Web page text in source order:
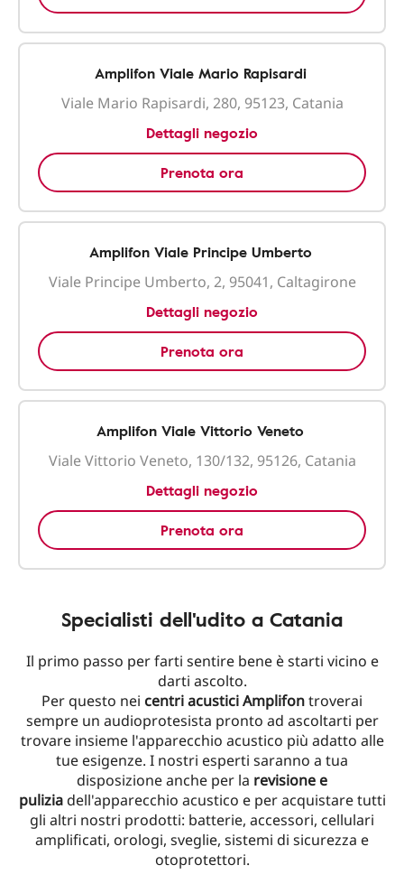
Amplifon Viale Mario Rapisardi
Viale Mario Rapisardi, 280, 95123, Catania
Dettagli negozio
Prenota ora
Amplifon Viale Principe Umberto
Viale Principe Umberto, 2, 95041, Caltagirone
Dettagli negozio
Prenota ora
Amplifon Viale Vittorio Veneto
Viale Vittorio Veneto, 130/132, 95126, Catania
Dettagli negozio
Prenota ora
Specialisti dell'udito a Catania
Il primo passo per farti sentire bene è starti vicino e
darti ascolto.
Per questo nei centri acustici Amplifontroverai
sempre un audioprotesista pronto ad ascoltarti per
trovare insieme l'apparecchio acustico più adatto alle
tue esigenze. I nostri esperti saranno a tua
disposizione anche per la revisione e
puliziadell'apparecchio acustico e per acquistare tutti
gli altri nostri prodotti: batterie, accessori, cellulari
amplificati, orologi, sveglie, sistemi di sicurezza e
otoprotettori.